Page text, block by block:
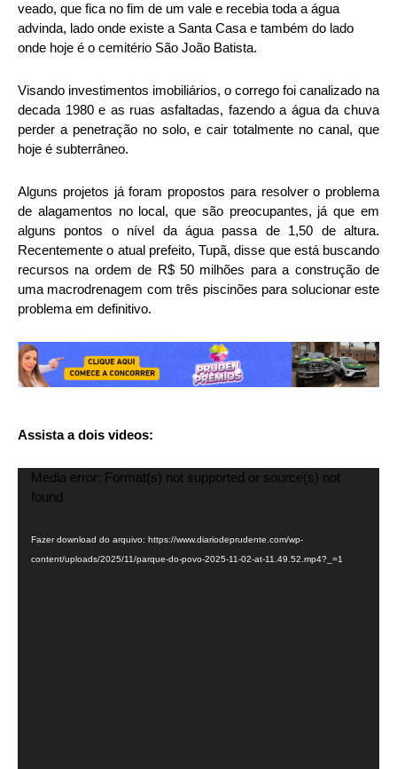
veado, que fica no fim de um vale e recebia toda a água
advinda, lado onde existe a Santa Casa e também do lado
onde hoje é o cemitério São João Batista.
Visando investimentos imobiliários, o corrego foi canalizado na
decada 1980 e as ruas asfaltadas, fazendo a água da chuva
perder a penetração no solo, e cair totalmente no canal, que
hoje é subterrâneo.
Alguns projetos já foram propostos para resolver o problema
de alagamentos no local, que são preocupantes, já que em
alguns pontos o nível da água passa de 1,50 de altura.
Recentemente o atual prefeito, Tupã, disse que está buscando
recursos na ordem de R$ 50 milhões para a construção de
uma macrodrenagem com três piscinões para solucionar este
problema em definitivo.
Assista a dois videos:
Tocador
Media error: Format(s) not supported or source(s) not
found
Fazer download do arquivo: https://www.diariodeprudente.com/wp-
content/uploads/2025/11/parque-do-povo-2025-11-02-at-11.49.52.mp4?_=1